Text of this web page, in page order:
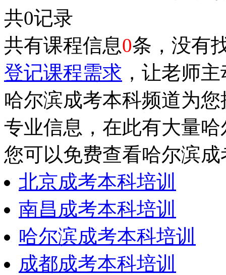
共0记录
共有课程信息0条，没有
登记课程需求 ，让老师
哈尔滨成考本科频道为
专业信息，在此有大量
您可以免费查看哈尔滨
北京成考本科培训
南昌成考本科培训
哈尔滨成考本科培训
成都成考本科培训